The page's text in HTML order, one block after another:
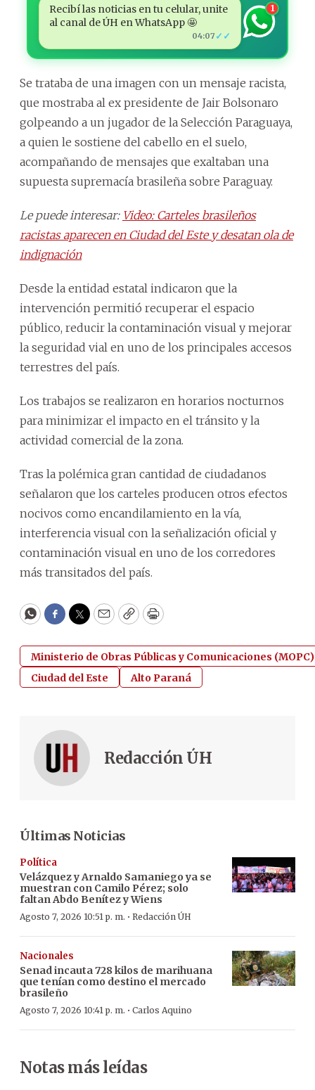
Recibí las noticias en tu celular, unite
al canal de ÚH en WhatsApp 🤩
04:07 ✓✓
1
Se trataba de una imagen con un mensaje racista,
que mostraba al ex presidente de Jair Bolsonaro
golpeando a un jugador de la Selección Paraguaya,
a quien le sostiene del cabello en el suelo,
acompañando de mensajes que exaltaban una
supuesta supremacía brasileña sobre Paraguay.
Le puede interesar: Video: Carteles brasileños
racistas aparecen en Ciudad del Este y desatan ola de
indignación
Desde la entidad estatal indicaron que la
intervención permitió recuperar el espacio
público, reducir la contaminación visual y mejorar
la seguridad vial en uno de los principales accesos
terrestres del país.
Los trabajos se realizaron en horarios nocturnos
para minimizar el impacto en el tránsito y la
actividad comercial de la zona.
Tras la polémica gran cantidad de ciudadanos
señalaron que los carteles producen otros efectos
nocivos como encandilamiento en la vía,
interferencia visual con la señalización oficial y
contaminación visual en uno de los corredores
más transitados del país.
WhatsApp
Facebook
Twitter
EmailCopyPrint
Ministerio de Obras Públicas y Comunicaciones (MOPC)
Ciudad del Este
Alto Paraná
Redacción ÚH
Últimas Noticias
Política
Velázquez y Arnaldo Samaniego ya se
muestran con Camilo Pérez; solo
faltan Abdo Benítez y Wiens
Agosto 7, 2026 10:51 p. m. · Redacción ÚH
Nacionales
Senad incauta 728 kilos de marihuana
que tenían como destino el mercado
brasileño
Agosto 7, 2026 10:41 p. m. · Carlos Aquino
Notas más leídas